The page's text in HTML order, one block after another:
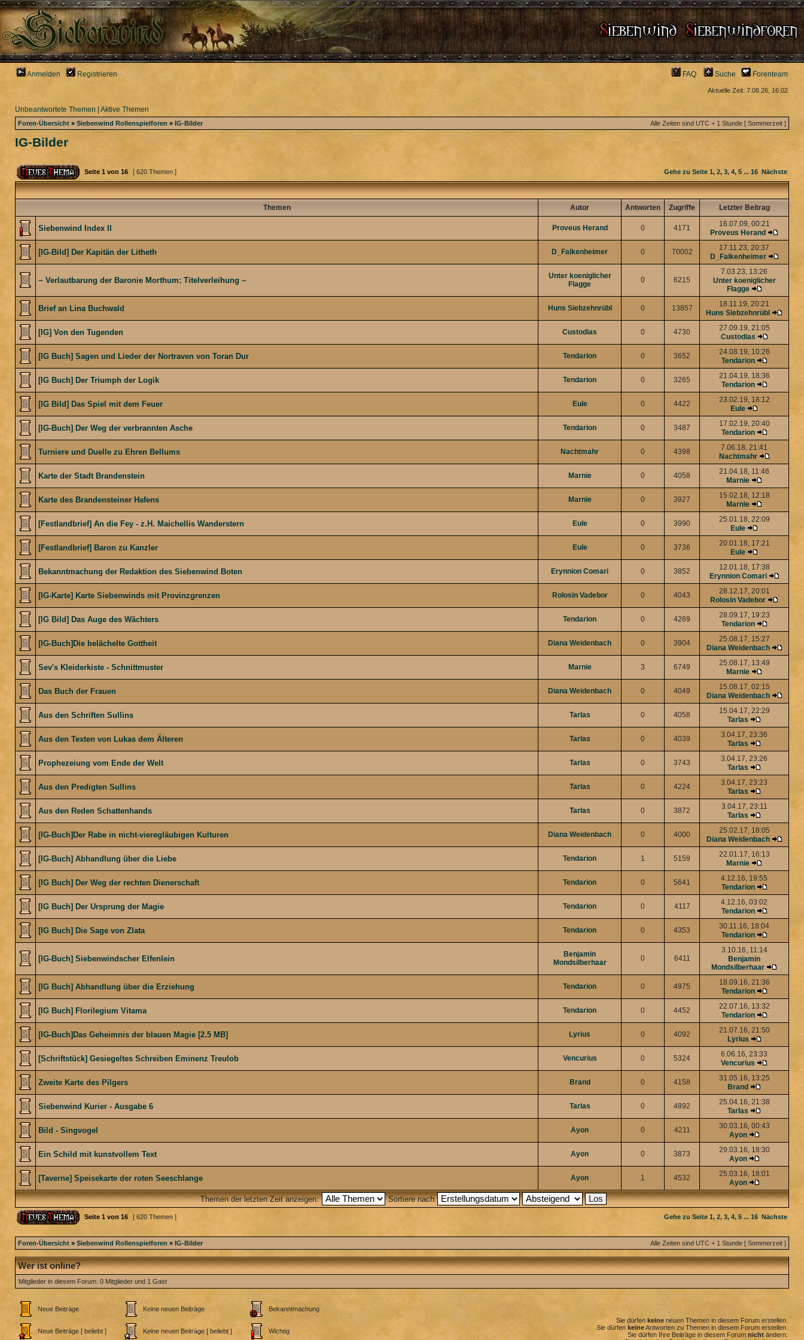
Anmelden Registrieren FAQ Suche Forenteam
Aktuelle Zeit: 7.08.26, 16:02
Unbeantwortete Themen Aktive Themen
Foren-Übersicht » Siebenwind Rollenspielforen » IG-Bilder Alle Zeiten sind UTC + 1 Stunde [ Sommerzeit ]
IG-Bilder
Seite 1 von 16 [ 620 Themen ] Gehe zu Seite 1, 2, 3, 4, 5 ... 16 Nächste
Themen Autor Antworten Zugriffe Letzter Beitrag
Siebenwind Index II Proveus Herand 0 4171
16.07.09, 00:21
Proveus Herand
[IG-Bild] Der Kapitän der Litheth D_Falkenheimer 0 70002
17.11.23, 20:37
D_Falkenheimer
~ Verlautbarung der Baronie Morthum: Titelverleihung ~
Unter koeniglicher
Flagge
0 6215
7.03.23, 13:26
Unter koeniglicher
Flagge
Brief an Lina Buchwald Huns Siebzehnrübl 0 13857
18.11.19, 20:21
Huns Siebzehnrübl
[IG] Von den Tugenden Custodias 0 4730
27.09.19, 21:05
Custodias
[IG Buch] Sagen und Lieder der Nortraven von Toran Dur Tendarion 0 3652
24.08.19, 10:26
Tendarion
[IG Buch] Der Triumph der Logik Tendarion 0 3265
21.04.19, 18:36
Tendarion
[IG Bild] Das Spiel mit dem Feuer Eule 0 4422
23.02.19, 18:12
Eule
[IG-Buch] Der Weg der verbrannten Asche Tendarion 0 3487
17.02.19, 20:40
Tendarion
Turniere und Duelle zu Ehren Bellums Nachtmahr 0 4398
7.06.18, 21:41
Nachtmahr
Karte der Stadt Brandenstein Marnie 0 4058
21.04.18, 11:46
Marnie
Karte des Brandensteiner Hafens Marnie 0 3927
15.02.18, 12:18
Marnie
[Festlandbrief] An die Fey - z.H. Maichellis Wanderstern Eule 0 3990
25.01.18, 22:09
Eule
[Festlandbrief] Baron zu Kanzler Eule 0 3736
20.01.18, 17:21
Eule
Bekanntmachung der Redaktion des Siebenwind Boten Erynnion Comari 0 3852
12.01.18, 17:38
Erynnion Comari
[IG-Karte] Karte Siebenwinds mit Provinzgrenzen Rolosin Vadebor 0 4043
28.12.17, 20:01
Rolosin Vadebor
[IG Bild] Das Auge des Wächters Tendarion 0 4269
28.09.17, 19:23
Tendarion
[IG-Buch]Die belächelte Gottheit Diana Weidenbach 0 3904
25.08.17, 15:27
Diana Weidenbach
Sev's Kleiderkiste - Schnittmuster Marnie 3 6749
25.08.17, 13:49
Marnie
Das Buch der Frauen Diana Weidenbach 0 4049
15.08.17, 02:15
Diana Weidenbach
Aus den Schriften Sullins Tarlas 0 4058
15.04.17, 22:29
Tarlas
Aus den Texten von Lukas dem Älteren Tarlas 0 4039
3.04.17, 23:36
Tarlas
Prophezeiung vom Ende der Welt Tarlas 0 3743
3.04.17, 23:26
Tarlas
Aus den Predigten Sullins Tarlas 0 4224
3.04.17, 23:23
Tarlas
Aus den Reden Schattenhands Tarlas 0 3872
3.04.17, 23:11
Tarlas
[IG-Buch]Der Rabe in nicht-vieregläubigen Kulturen Diana Weidenbach 0 4000
25.02.17, 18:05
Diana Weidenbach
[IG-Buch] Abhandlung über die Liebe Tendarion 1 5159
22.01.17, 16:13
Marnie
[IG Buch] Der Weg der rechten Dienerschaft Tendarion 0 5641
4.12.16, 19:55
Tendarion
[IG Buch] Der Ursprung der Magie Tendarion 0 4117
4.12.16, 03:02
Tendarion
[IG Buch] Die Sage von Zlata Tendarion 0 4353
30.11.16, 18:04
Tendarion
[IG-Buch] Siebenwindscher Elfenlein
Benjamin
Mondsilberhaar
0 6411
3.10.16, 11:14
Benjamin
Mondsilberhaar
[IG Buch] Abhandlung über die Erziehung Tendarion 0 4975
18.09.16, 21:36
Tendarion
[IG Buch] Florilegium Vitama Tendarion 0 4452
22.07.16, 13:32
Tendarion
[IG-Buch]Das Geheimnis der blauen Magie [2.5 MB] Lyrius 0 4092
21.07.16, 21:50
Lyrius
[Schriftstück] Gesiegeltes Schreiben Eminenz Treulob Vencurius 0 5324
6.06.16, 23:33
Vencurius
Zweite Karte des Pilgers Brand 0 4158
31.05.16, 13:25
Brand
Siebenwind Kurier - Ausgabe 6 Tarlas 0 4892
25.04.16, 21:38
Tarlas
Bild - Singvogel Ayon 0 4211
30.03.16, 00:43
Ayon
Ein Schild mit kunstvollem Text Ayon 0 3873
29.03.16, 18:30
Ayon
[Taverne] Speisekarte der roten Seeschlange Ayon 1 4532
25.03.16, 18:01
Ayon
Themen der letzten Zeit anzeigen: Sortiere nach
Seite 1 von 16 [ 620 Themen ] Gehe zu Seite 1, 2, 3, 4, 5 ... 16 Nächste
Foren-Übersicht » Siebenwind Rollenspielforen » IG-Bilder Alle Zeiten sind UTC + 1 Stunde [ Sommerzeit ]
Wer ist online?
Mitglieder in diesem Forum: 0 Mitglieder und 1 Gast
Neue Beiträge Keine neuen Beiträge Bekanntmachung
Neue Beiträge [ beliebt ] Keine neuen Beiträge [ beliebt ] Wichtig
Sie dürfen keine neuen Themen in diesem Forum erstellen.
Sie dürfen keineAntworten zu Themen in diesem Forum erstellen.
Sie dürfen Ihre Beiträge in diesem Forum nicht ändern.